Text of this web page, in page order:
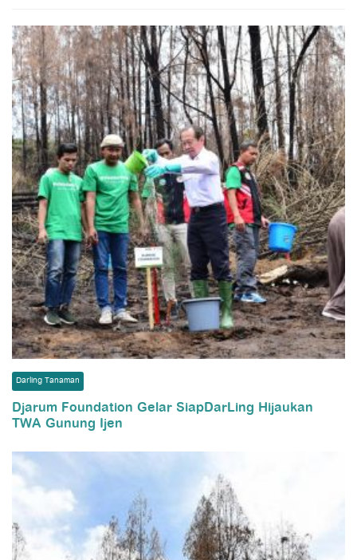
Darling Tanaman
Djarum Foundation Gelar SiapDarLing Hijaukan
TWA Gunung Ijen